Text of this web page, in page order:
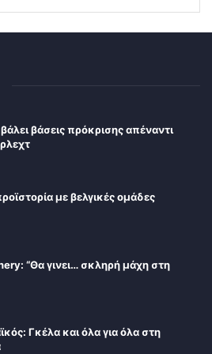
βάσεις πρόκρισης απέναντι
με βελγικές ομάδες
“Θα γινει… σκληρή μάχη στη
Γκέλα και όλα για όλα στη